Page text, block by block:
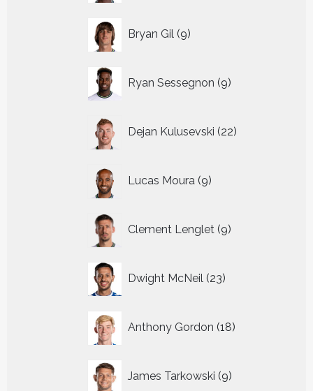
Bryan Gil 9
producten
Ryan Sessegnon 9
producten
Dejan Kulusevski 22
producten
Lucas Moura 9
producten
Clement Lenglet 9
producten
Dwight McNeil 23
producten
Anthony Gordon 18
producten
James Tarkowski 9
producten